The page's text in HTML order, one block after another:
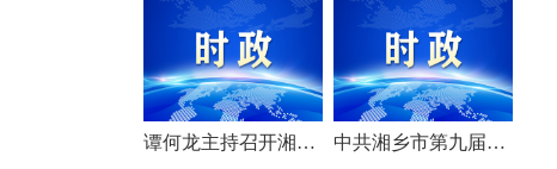
谭何龙主持召开湘乡市第九届市委常委会（扩大）会议 中共湘乡市第九届委员会举行第一次全体会议 选举产生新一届市委常委班子